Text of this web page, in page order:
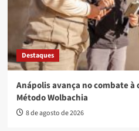
Destaques
Anápolis avança no combate
Método Wolbachia
8 de agosto de 2026